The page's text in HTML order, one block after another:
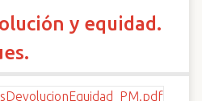
y equidad.